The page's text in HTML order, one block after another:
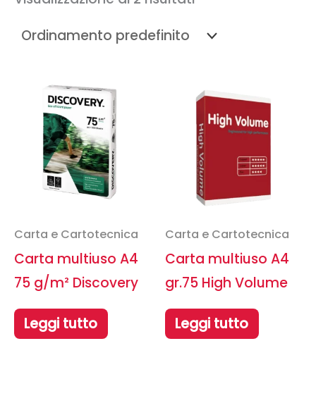
Carta e Cartotecnica
Carta multiuso A4
75 g/m² Discovery
Leggi tutto
Carta e Cartotecnica
Carta multiuso A4
gr.75 High Volume
Leggi tutto